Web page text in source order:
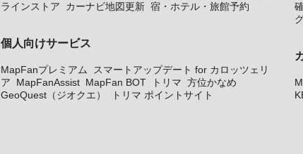
ラインストア
カーナビ地図更新 宿・ホテル・旅館予約
個人向けサービス
MapFanプレミアム
スマートアップデート for カロッツェリ
ア
MapFanAssist MapFan BOT トリマ 方位かなめ
GeoQuest（ジオクエ）
トリマ ポイントサイト